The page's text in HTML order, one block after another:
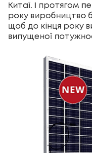
Китаї. І протягом
року виробництво
щоб до кінця року
випущеної